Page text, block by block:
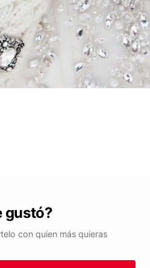
gustó?
con quien más quieras